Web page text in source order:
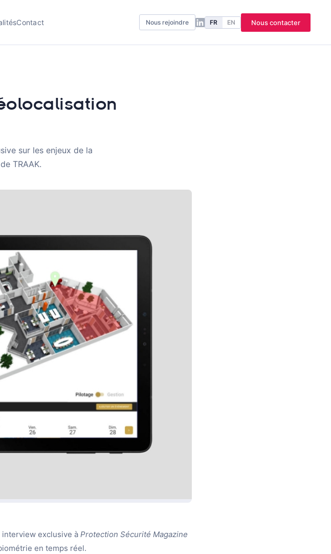
Contact Nous rejoindre FR EN Nous contacter
sur les enjeux de la
TRAAK.
interview exclusive à Protection Sécurité Magazine
en temps réel.